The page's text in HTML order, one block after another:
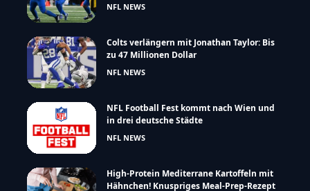
NFL NEWS
Colts verlängern mit Jonathan Taylor: Bis
zu 47 Millionen Dollar
NFL NEWS
NFL Football Fest kommt nach Wien und
in drei deutsche Städte
NFL NEWS
High-Protein Mediterrane Kartoffeln mit
Hähnchen! Knuspriges Meal-Prep-Rezept